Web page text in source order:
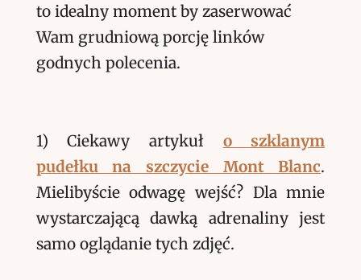
to idealny moment by zaserwować
Wam grudniową porcję linków
godnych polecenia.
1) Ciekawy artykuł o szklanym
pudełku na szczycie Mont Blanc.
Mielibyście odwagę wejść? Dla mnie
wystarczającą dawką adrenaliny jest
samo oglądanie tych zdjęć.